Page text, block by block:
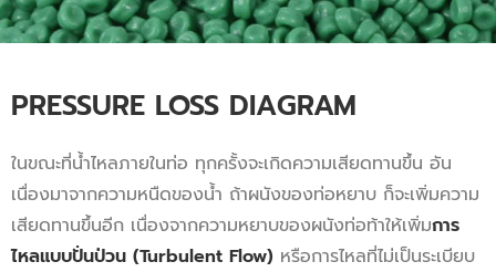
PRESSURE LOSS DIAGRAM
ในขณะที่น้ำไหลภายในท่อ ทุกครั้งจะเกิดความเสียดทานขึ้น อัน
เนื่องมาจากความหนืดของน้ำ ถ้าผนังของท่อหยาบ ก็จะเพิ่มความ
เสียดทานขึ้นอีก เนื่องจากความหยาบของผนังท่อท้าให้เพิ่มการ
ไหลแบบปั่นป่วน (Turbulent Flow) หรือการไหลที่ไม่เป็นระเบียบ